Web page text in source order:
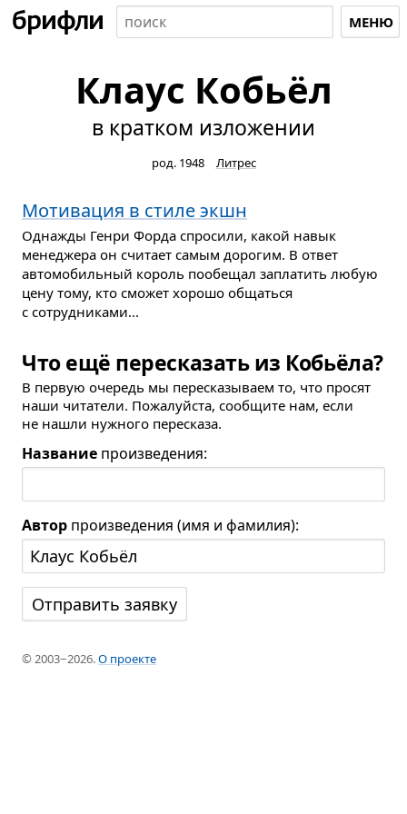
МЕНЮ
Клаус Кобьёл
в кратком изложении
род. 1948 Литрес
Мотивация в стиле экшн
Однажды Генри Форда спросили, какой навык
менеджера он считает самым дорогим. В ответ
автомобильный король пообещал заплатить любую
цену тому, кто сможет хорошо общаться
с сотрудниками...
Что ещё пересказать из Кобьёла?
В первую очередь мы пересказываем то, что просят
наши читатели. Пожалуйста, сообщите нам, если
не нашли нужного пересказа.
Название произведения:
Автор произведения (имя и фамилия):
© 2003−2026.О проекте